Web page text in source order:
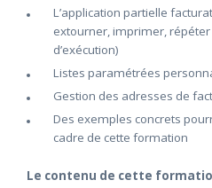
L’application partielle
extourner, imprimer,
d’exécution)
Listes paramétrées
Gestion des adresses de
Des exemples concrets
cadre de cette formation
Le contenu de cette